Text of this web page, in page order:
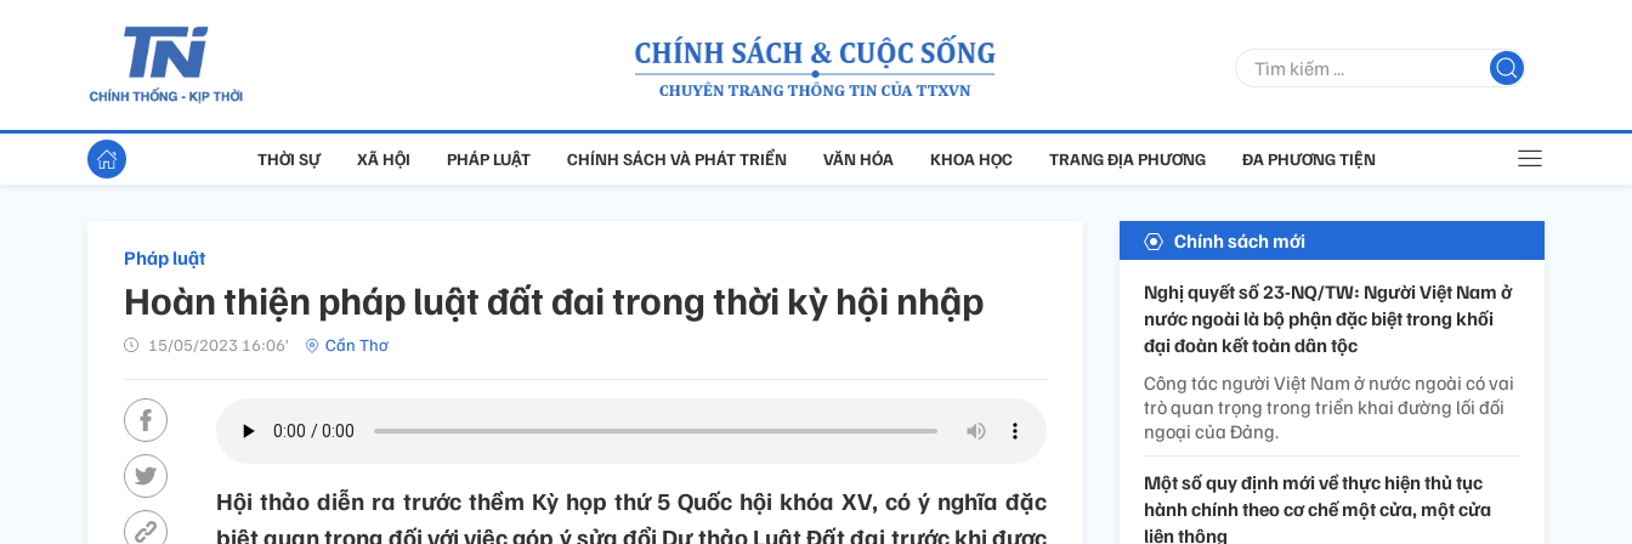
THỜI SỰ XÃ HỘI PHÁP LUẬT CHÍNH SÁCH VÀ PHÁT TRIỂN VĂN HÓA KHOA HỌC TRANG ĐỊA PHƯƠNG ĐA PHƯƠNG TIỆN
Pháp luật
Hoàn thiện pháp luật đất đai trong thời kỳ hội nhập
15/05/2023 16:06’ Cần Thơ
Hội thảo diễn ra trước thềm Kỳ họp thứ 5 Quốc hội khóa XV, có ý nghĩa đặc
biệt quan trọng đối với việc góp ý sửa đổi Dự thảo Luật Đất đai trước khi được
Chính sách mới
Nghị quyết số 23-NQ/TW: Người Việt Nam ở
nước ngoài là bộ phận đặc biệt trong khối
đại đoàn kết toàn dân tộc
Công tác người Việt Nam ở nước ngoài có vai
trò quan trọng trong triển khai đường lối đối
ngoại của Đảng.
Một số quy định mới về thực hiện thủ tục
hành chính theo cơ chế một cửa, một cửa
liên thông